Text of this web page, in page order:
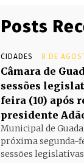
Posts
CIDADES 8 DE
Câmara de
sessões
feira (10) após
presidente
Municipal de
próxima segunda-
sessões